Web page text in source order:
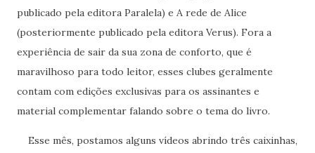
publicado pela editora Paralela) e A rede de Alice
(posteriormente publicado pela editora Verus). Fora a
experiência de sair da sua zona de conforto, que é
maravilhoso para todo leitor, esses clubes geralmente
contam com edições exclusivas para os assinantes e
material complementar falando sobre o tema do livro.
Esse mês, postamos alguns vídeos abrindo três caixinhas,